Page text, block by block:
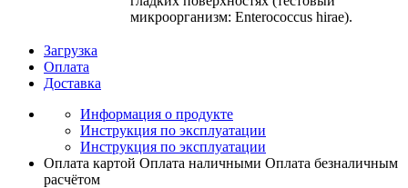
микроорганизм: Enterococcus hirae).
Загрузка
Оплата
Доставка
Информация о продукте
Инструкция по эксплуатации
Инструкция по эксплуатации
Оплата картой Оплата наличными Оплата безналичным
расчётом